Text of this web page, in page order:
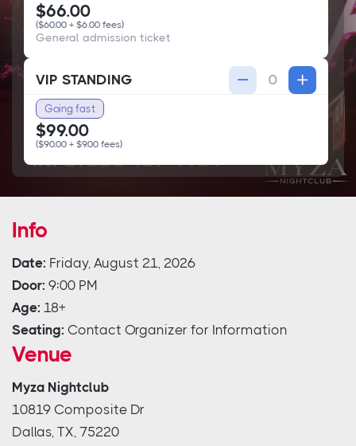
$66.00
($60.00 + $6.00 fees)
General admission ticket
VIP STANDING
Going fast
$99.00
($90.00 + $9.00 fees)
Info
Date: Friday, August 21, 2026
Door: 9:00 PM
Age: 18+
Seating: Contact Organizer for Information
Venue
Myza Nightclub
10819 Composite Dr
Dallas, TX, 75220